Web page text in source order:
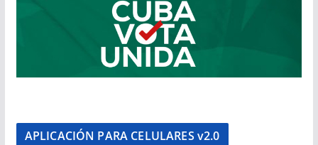
APLICACIÓN PARA CELULARES v2.0